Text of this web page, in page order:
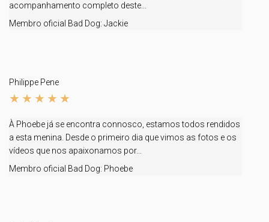
acompanhamento completo deste...
Membro oficial Bad Dog: Jackie
Philippe Pene
À Phoebe já se encontra connosco, estamos todos rendidos
a esta menina. Desde o primeiro dia que vimos as fotos e os
vídeos que nos apaixonamos por...
Membro oficial Bad Dog: Phoebe